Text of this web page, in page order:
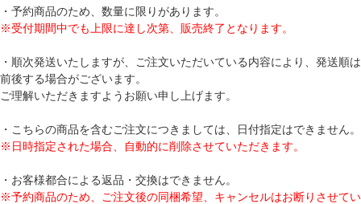
・予約商品のため、数量に限りがあります。
※受付期間中でも上限に達し次第、販売終了となります。
・順次発送いたしますが、ご注文いただいている内容により、発送順は
前後する場合がございます。
ご理解いただきますようお願い申し上げます。
・こちらの商品を含むご注文につきましては、日付指定はできません。
※日時指定された場合、自動的に削除させていただきます。
・お客様都合による返品・交換はできません。
※予約商品のため、ご注文後の同梱希望、キャンセルはお断りさせてい